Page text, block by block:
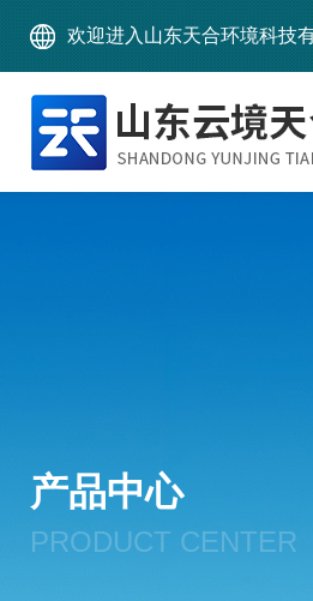
欢迎进入山东天合环境科技
产品中心
PRODUCT CENTER